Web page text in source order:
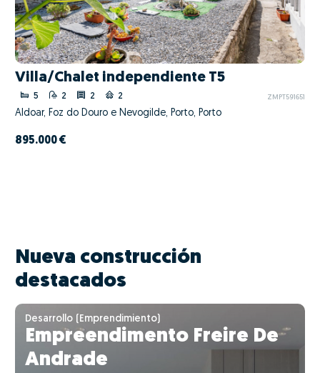
Villa/Chalet independiente T5
5 2 2 2 ZMPT591651
Aldoar, Foz do Douro e Nevogilde, Porto, Porto
895.000 €
Nueva construcción
destacados
Desarrollo (Emprendimiento)
Empreendimento Freire De
Andrade